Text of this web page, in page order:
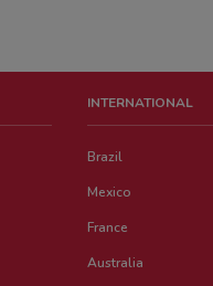
INTERNATIONAL
Brazil
Mexico
France
Australia